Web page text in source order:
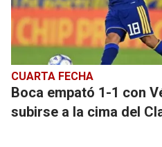
CUARTA FECHA
Boca empató 1-1 con
subirse a la cima del